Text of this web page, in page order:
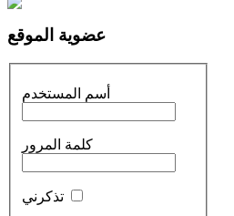
عضوية الموقع
أسم المستخدم
كلمة المرور